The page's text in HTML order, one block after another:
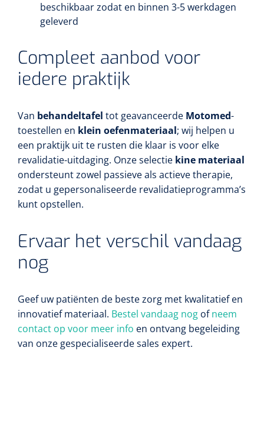
beschikbaar zodat en binnen 3-5 werkdagen
geleverd
Compleet aanbod voor
iedere praktijk
Van behandeltafel tot geavanceerde Motomed-
toestellen en klein oefenmateriaal; wij helpen u
een praktijk uit te rusten die klaar is voor elke
revalidatie-uitdaging. Onze selectie kine materiaal
ondersteunt zowel passieve als actieve therapie,
zodat u gepersonaliseerde revalidatie­programma’s
kunt opstellen.
Ervaar het verschil vandaag
nog
Geef uw patiënten de beste zorg met kwalitatief en
innovatief materiaal. Bestel vandaag nog ofneem
contact op voor meer info en ontvang begeleiding
van onze gespecialiseerde sales expert.